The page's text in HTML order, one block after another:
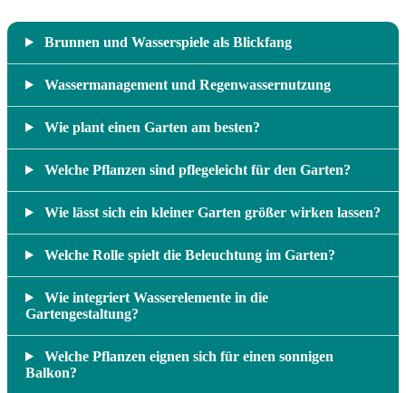
Brunnen und Wasserspiele als Blickfang
Wassermanagement und Regenwassernutzung
Wie plant einen Garten am besten?
Welche Pflanzen sind pflegeleicht für den Garten?
Wie lässt sich ein kleiner Garten größer wirken lassen?
Welche Rolle spielt die Beleuchtung im Garten?
Wie integriert Wasserelemente in die
Gartengestaltung?
Welche Pflanzen eignen sich für einen sonnigen
Balkon?